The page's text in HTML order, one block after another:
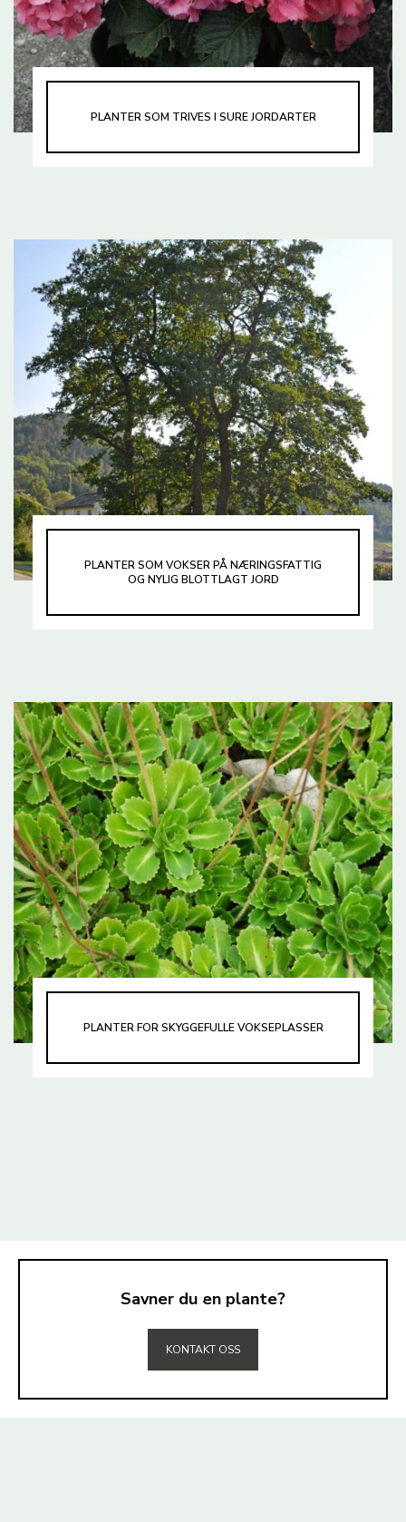
PLANTER SOM TRIVES I SURE JORDARTER
PLANTER SOM VOKSER PÅ NÆRINGSFATTIG
OG NYLIG BLOTTLAGT JORD
PLANTER FOR SKYGGEFULLE VOKSEPLASSER
Savner du en plante?
KONTAKT OSS